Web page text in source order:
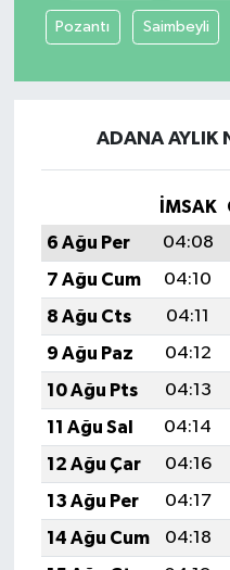
Pozantı Saimbeyli
ADANA AYLIK
İMSAK
6 Ağu Per
04:08
7 Ağu Cum
04:10
8 Ağu Cts
04:11
9 Ağu Paz
04:12
10 Ağu Pts
04:13
11 Ağu Sal
04:14
12 Ağu Çar
04:16
13 Ağu Per
04:17
14 Ağu Cum
04:18